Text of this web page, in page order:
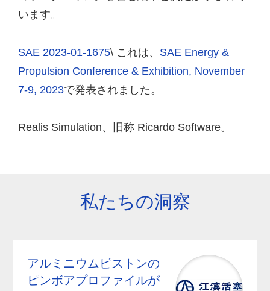
います。
SAE 2023-01-1675\ これは、 SAE Energy &
Propulsion Conference & Exhibition, November
7-9, 2023で発表されました。
Realis Simulation、旧称 Ricardo Software。
私たちの洞察
アルミニウムピストンの
ピンボアプロファイルが